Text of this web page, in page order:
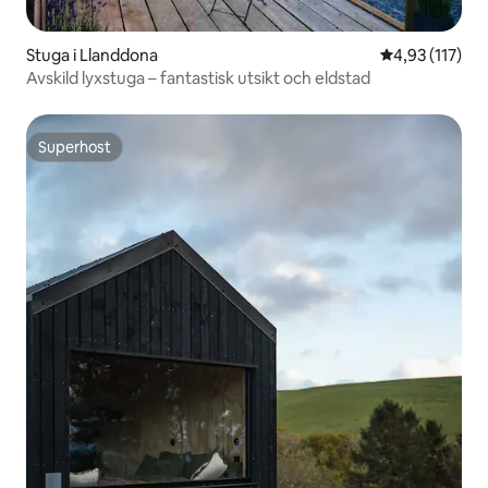
Stuga i Llanddona 4,93 av 5 i
4,93 (117)
Avskild lyxstuga – fantastisk utsikt och eldstad
Superhost
Superhost